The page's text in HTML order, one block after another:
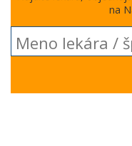
na